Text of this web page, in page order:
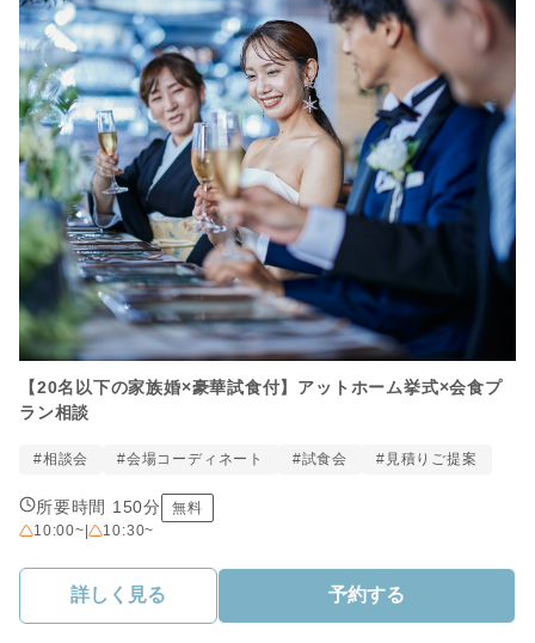
【20名以下の家族婚×豪華試食付】アットホーム挙式×会食プ
ラン相談
#相談会 #会場コーディネート #試食会 #見積りご提案
所要時間 150分
無料
10:00~| 10:30~
詳しく見る 予約する